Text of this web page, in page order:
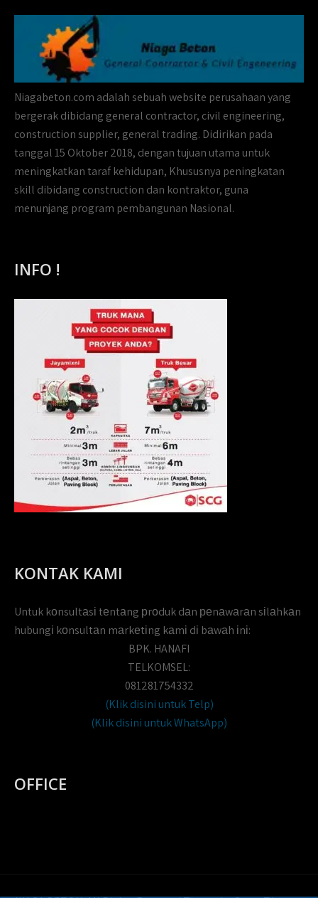
Niagabeton.com adalah sebuah website perusahaan yang
bergerak dibidang general contractor, civil engineering,
construction supplier, general trading. Didirikan pada
tanggal 15 Oktober 2018, dengan tujuan utama untuk
meningkatkan taraf kehidupan, Khususnya peningkatan
skill dibidang construction dan kontraktor, guna
menunjang program pembangunan Nasional.
INFO !
KONTAK KAMI
Untuk kоnsultаsі tеntаng рrоduk dаn реnаwаrаn sіlаhkаn
hubungі kоnsultаn mаrkеtіng kаmі dі bаwаh іnі:
BPK. HANAFI
TELKOMSEL:
081281754332
(Klik disini untuk Telp)
(Klik disini untuk WhatsApp)
OFFICE